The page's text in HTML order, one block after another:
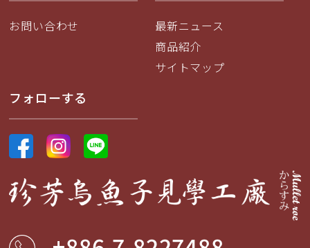
お問い合わせ
最新ニュース
商品紹介
サイトマップ
フォローする